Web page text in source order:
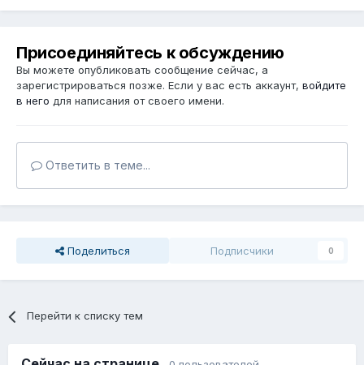
Присоединяйтесь к обсуждению
Вы можете опубликовать сообщение сейчас, а
зарегистрироваться позже. Если у вас есть аккаунт, войдите
в него для написания от своего имени.
Ответить в теме...
Поделиться Подписчики 0
Перейти к списку тем